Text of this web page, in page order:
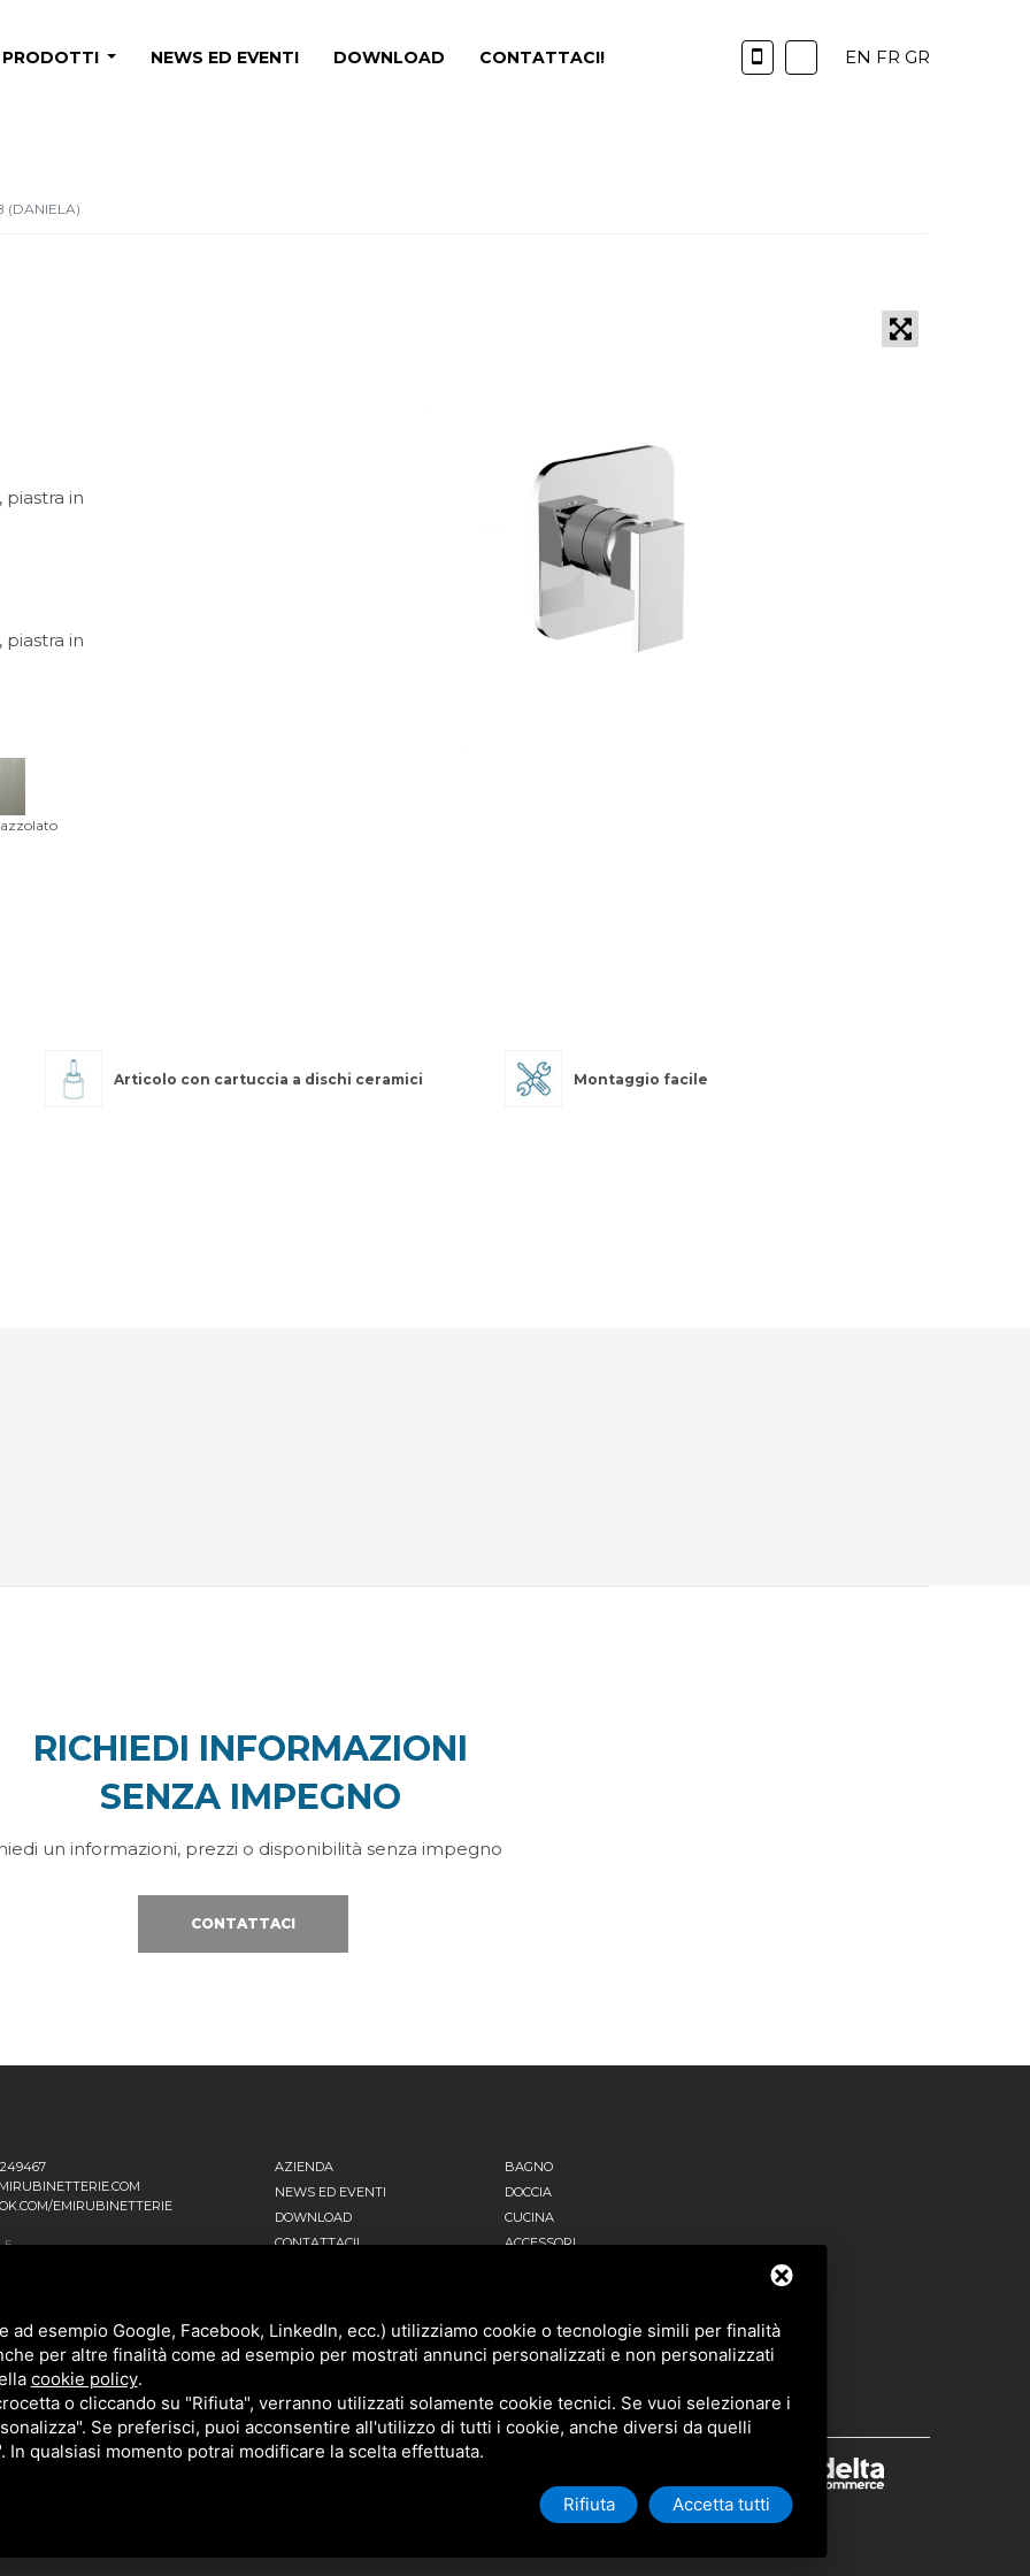
PRODOTTI NEWS ED EVENTI DOWNLOAD CONTATTACI! EN FR GR
(DANIELA)
in
in
Articolo con cartuccia a dischi ceramici Montaggio facile
RICHIEDI INFORMAZIONI
SENZA IMPEGNO
un informazioni, prezzi o disponibilità senza impegno
CONTATTACI
EMIRUBINETTERIE
FALCONE, 4
DI BRIANZA MB - ITALIA
AZIENDA
NEWS ED EVENTI
DOWNLOAD
CONTATTACI!
BAGNO
DOCCIA
CUCINA
ACCESSORI
ad esempio Google, Facebook, LinkedIn, ecc.) utilizziamo cookie o tecnologie simili per finalità
per altre finalità come ad esempio per mostrati annunci personalizzati e non personalizzati
cookie policy.
o cliccando su "Rifiuta", verranno utilizzati solamente cookie tecnici. Se vuoi selezionare i
Se preferisci, puoi acconsentire all'utilizzo di tutti i cookie, anche diversi da quelli
qualsiasi momento potrai modificare la scelta effettuata.
Rifiuta Accetta tutti